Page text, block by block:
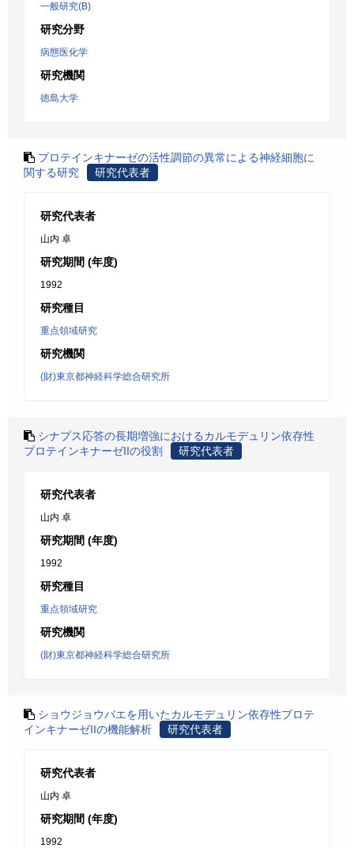
一般研究(B)
研究分野
病態医化学
研究機関
徳島大学
プロテインキナーゼの活性調節の異常による神経細胞に
関する研究
研究代表者
研究代表者
山内 卓
研究期間 (年度)
1992
研究種目
重点領域研究
研究機関
(財)東京都神経科学総合研究所
シナプス応答の長期増強におけるカルモデュリン依存性
プロテインキナーゼIIの役割
研究代表者
研究代表者
山内 卓
研究期間 (年度)
1992
研究種目
重点領域研究
研究機関
(財)東京都神経科学総合研究所
ショウジョウバエを用いたカルモデュリン依存性プロテ
インキナーゼIIの機能解析
研究代表者
研究代表者
山内 卓
研究期間 (年度)
1992